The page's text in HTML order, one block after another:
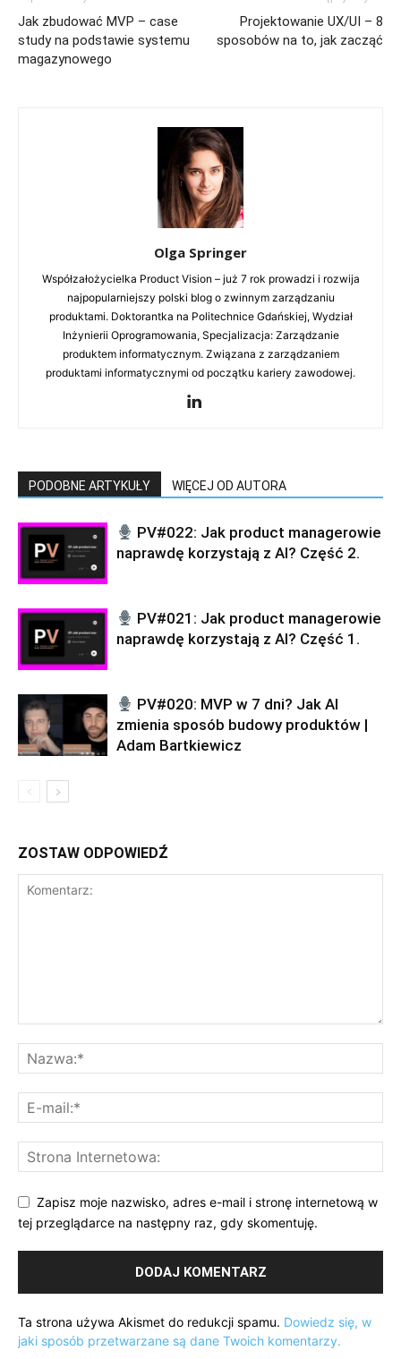
Jak zbudować MVP – case
study na podstawie systemu
magazynowego
Projektowanie UX/UI – 8
sposobów na to, jak zacząć
Olga Springer
Współzałożycielka Product Vision – już 7 rok prowadzi i rozwija
najpopularniejszy polski blog o zwinnym zarządzaniu
produktami. Doktorantka na Politechnice Gdańskiej, Wydział
Inżynierii Oprogramowania, Specjalizacja: Zarządzanie
produktem informatycznym. Związana z zarządzaniem
produktami informatycznymi od początku kariery zawodowej.
PODOBNE ARTYKUŁY WIĘCEJ OD AUTORA
PV#022: Jak product managerowie
naprawdę korzystają z AI? Część 2.
PV#021: Jak product managerowie
naprawdę korzystają z AI? Część 1.
PV#020: MVP w 7 dni? Jak AI
zmienia sposób budowy produktów |
Adam Bartkiewicz
ZOSTAW ODPOWIEDŹ
Zapisz moje nazwisko, adres e-mail i stronę internetową w
tej przeglądarce na następny raz, gdy skomentuję.
Ta strona używa Akismet do redukcji spamu. Dowiedz się, w
jaki sposób przetwarzane są dane Twoich komentarzy.